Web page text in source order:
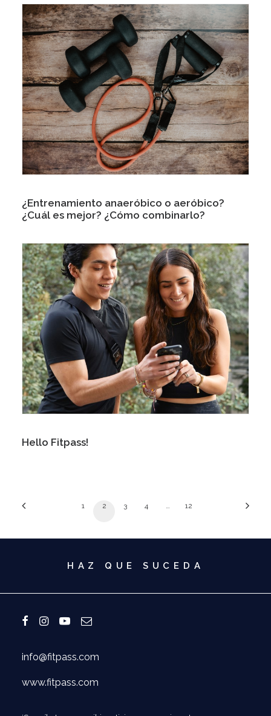
¿Entrenamiento anaeróbico o aeróbico?
¿Cuál es mejor? ¿Cómo combinarlo?
Hello Fitpass!
1 2 3 4 12
HAZ QUE SUCEDA
info@fitpass.com
www.fitpass.com